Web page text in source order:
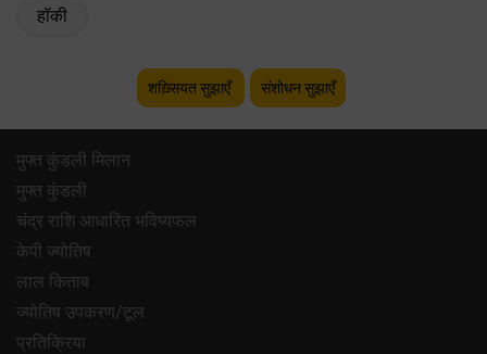
हॉकी
शख़्सियत सुझाएँ संशोधन सुझाएँ
मुफ्त कुंडली मिलान
मुफ्त कुंडली
चंद्र राशि आधारित भविष्यफल
केपी ज्योतिष
लाल किताब
ज्योतिष उपकरण/टूल
प्रतिक्रिया